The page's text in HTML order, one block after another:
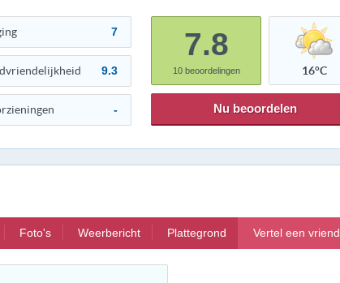
7
9.3
-
7.8
10beoordelingen 16°C
Nu beoordelen
Foto's Weerbericht Plattegrond Vertel een vriend